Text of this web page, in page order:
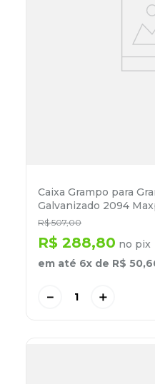
Caixa Grampo para
Galvanizado 2094
R$ 507,00
R$ 288,80 no pix
em até 6x de R$ 50,
＋
－